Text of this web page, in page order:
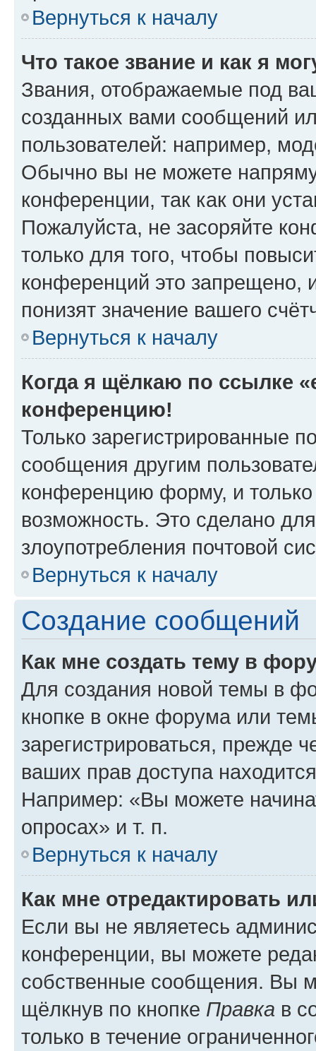
Вернуться к началу
Что такое звание и как я
Звания, отображаемые под
созданных вами сообщений
пользователей: например,
Обычно вы не можете
конференции, так как они
Пожалуйста, не засоряйте
только для того, чтобы
конференций это запрещено,
понизят значение вашего
Вернуться к началу
Когда я щёлкаю по ссылке
конференцию!
Только зарегистрированные
сообщения другим
конференцию форму, и
возможность. Это сделано
злоупотребления почтовой
Вернуться к началу
Создание сообщений
Как мне создать тему в
Для создания новой темы в
кнопке в окне форума или
зарегистрироваться, прежде
ваших прав доступа
Например: «Вы можете
опросах» и т. п.
Вернуться к началу
Как мне отредактировать
Если вы не являетесь
конференции, вы можете
собственные сообщения. Вы
щёлкнув по кнопке Правка в
только в течение